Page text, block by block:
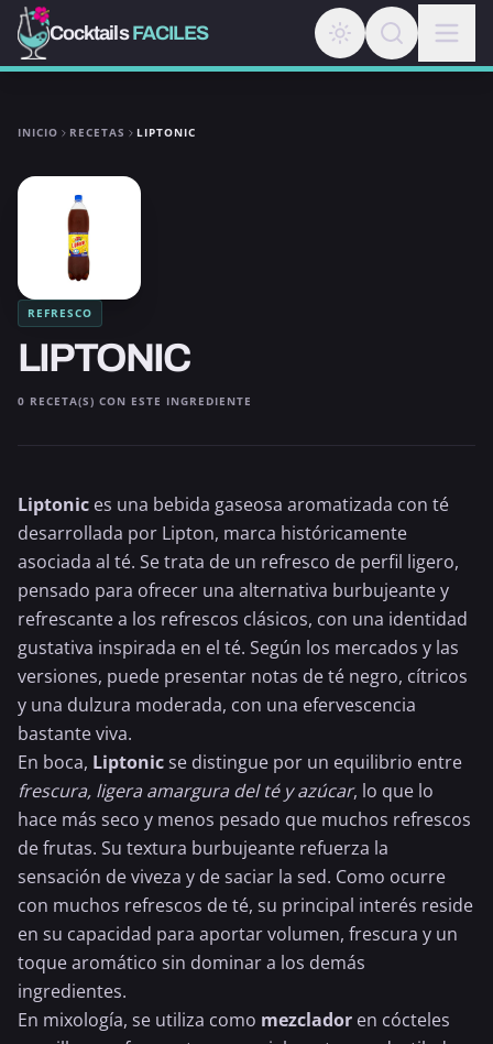
CocktailsFACILES
INICIO RECETAS LIPTONIC
REFRESCO
LIPTONIC
0 RECETA(S) CON ESTE INGREDIENTE
Liptonic es una bebida gaseosa aromatizada con té
desarrollada por Lipton, marca históricamente
asociada al té. Se trata de un refresco de perfil ligero,
pensado para ofrecer una alternativa burbujeante y
refrescante a los refrescos clásicos, con una identidad
gustativa inspirada en el té. Según los mercados y las
versiones, puede presentar notas deté negro, cítricos
y una dulzura moderada, con una efervescencia
bastante viva.
En boca, Liptonicse distingue por un equilibrio entre
frescura, ligera amargura del té y azúcar, lo que lo
hace más seco y menos pesado que muchos refrescos
de frutas. Su textura burbujeante refuerza la
sensación de viveza y de saciar la sed. Como ocurre
con muchos refrescos de té, su principal interés reside
en su capacidad para aportar volumen, frescura y un
toque aromático sin dominar a los demás
ingredientes.
En mixología, se utiliza como mezclador en cócteles